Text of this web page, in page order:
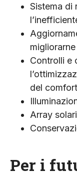
Sistema di
Controlli e
del
Array
Per i